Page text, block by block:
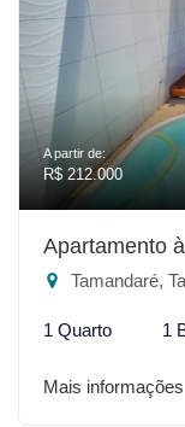
A partir de:
R$ 212.000
Apartamento
Tamandaré,
1 Quarto 1
Mais informações